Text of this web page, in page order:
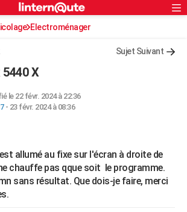
ville
S'inscrire
Connexion
Electroménager
Sujet Suivant
5440 X
le 22 févr. 2024 à 22:36
- 23 févr. 2024 à 08:36
allumé au fixe sur l'écran à droite de
chauffe pas qque soit le programme.
sans résultat. Que dois-je faire, merci